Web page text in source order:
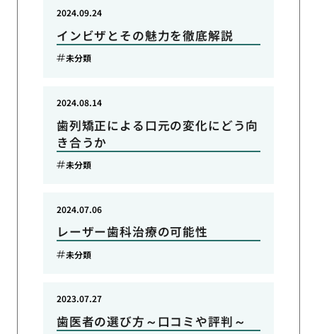
インビザとその魅力を徹底解説
2024.09.24
未分類
歯列矯正による口元の変化にどう向
き合うか
2024.08.14
未分類
レーザー歯科治療の可能性
2024.07.06
未分類
歯医者の選び方～口コミや評判～
2023.07.27